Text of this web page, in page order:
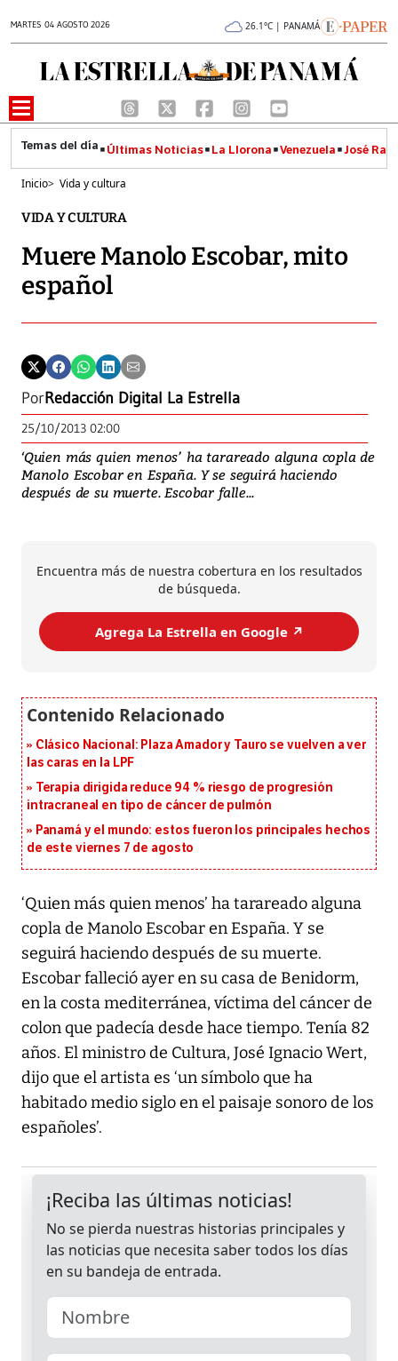
MARTES 04 AGOSTO 2026 26.1°C | PANAMÁ
Últimas Noticias La Llorona Venezuela José
Inicio> Vida y cultura
VIDA Y CULTURA
Muere Manolo Escobar, mito
español
PorRedacción Digital La Estrella
25/10/2013 02:00
‘Quien más quien menos’ ha tarareado alguna copla de
Manolo Escobar en España. Y se seguirá haciendo
después de su muerte. Escobar falle...
Encuentra más de nuestra cobertura en los resultados
de búsqueda.
Agrega La Estrella en Google ↗️
Clásico Nacional: Plaza Amador y Tauro se vuelven a ver
las caras en la LPF
Terapia dirigida reduce 94 % riesgo de progresión
intracraneal en tipo de cáncer de pulmón
Panamá y el mundo: estos fueron los principales hechos
de este viernes 7 de agosto
‘Quien más quien menos’ ha tarareado alguna
copla de Manolo Escobar en España. Y se
seguirá haciendo después de su muerte.
Escobar falleció ayer en su casa de Benidorm,
en la costa mediterránea, víctima del cáncer de
colon que padecía desde hace tiempo. Tenía 82
años. El ministro de Cultura, José Ignacio Wert,
dijo que el artista es ‘un símbolo que ha
habitado medio siglo en el paisaje sonoro de los
españoles’.